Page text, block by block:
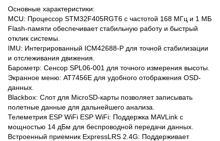
Основные характеристики:
MCU: Процессор STM32F405RGT6 с частотой 168 МГц и 1 МБ
Flash-памяти обеспечивает стабильную работу и быстрый
отклик системы.
IMU: Интегрированный ICM42688-P для точной стабилизации
и отслеживания движения.
Барометр: Сенсор SPL06-001 для точного измерения высоты.
Экранное меню: AT7456E для удобного отображения OSD-
данных.
Blackbox: Слот для MicroSD-карты позволяет записывать
полетные данные для дальнейшего анализа.
Телеметрия ESP WiFi ESP WiFi: Поддержка MAVLink с
мощностью 14 дБм для беспроводной передачи данных.
Встроенный приемник ExpressLRS 2.4G: Поддерживает